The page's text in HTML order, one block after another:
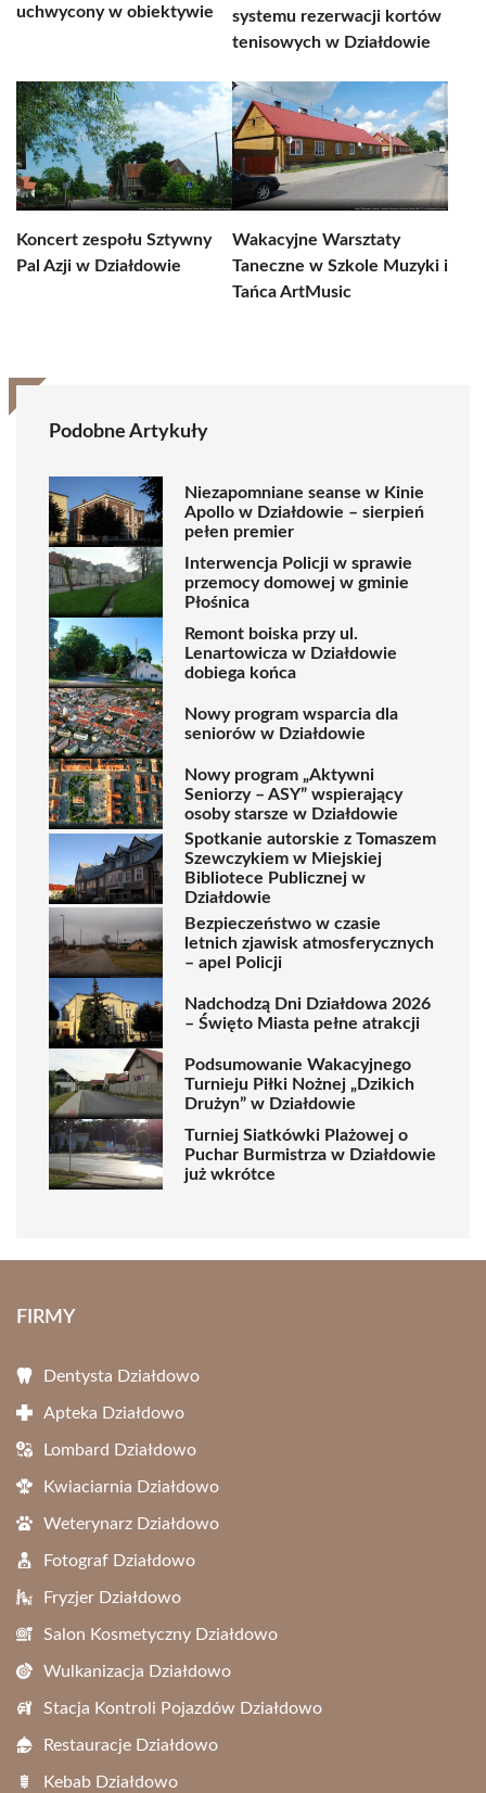
uchwycony w obiektywie
systemu rezerwacji kortów
tenisowych w Działdowie
Koncert zespołu Sztywny
Pal Azji w Działdowie
Wakacyjne Warsztaty
Taneczne w Szkole Muzyki i
Tańca ArtMusic
Podobne Artykuły
Niezapomniane seanse w Kinie
Apollo w Działdowie – sierpień
pełen premier
Interwencja Policji w sprawie
przemocy domowej w gminie
Płośnica
Remont boiska przy ul.
Lenartowicza w Działdowie
dobiega końca
Nowy program wsparcia dla
seniorów w Działdowie
Nowy program „Aktywni
Seniorzy – ASY” wspierający
osoby starsze w Działdowie
Spotkanie autorskie z Tomaszem
Szewczykiem w Miejskiej
Bibliotece Publicznej w
Działdowie
Bezpieczeństwo w czasie
letnich zjawisk atmosferycznych
– apel Policji
Nadchodzą Dni Działdowa 2026
– Święto Miasta pełne atrakcji
Podsumowanie Wakacyjnego
Turnieju Piłki Nożnej „Dzikich
Drużyn” w Działdowie
Turniej Siatkówki Plażowej o
Puchar Burmistrza w Działdowie
już wkrótce
FIRMY
Dentysta Działdowo
Apteka Działdowo
Lombard Działdowo
Kwiaciarnia Działdowo
Weterynarz Działdowo
Fotograf Działdowo
Fryzjer Działdowo
Salon Kosmetyczny Działdowo
Wulkanizacja Działdowo
Stacja Kontroli Pojazdów Działdowo
Restauracje Działdowo
Kebab Działdowo